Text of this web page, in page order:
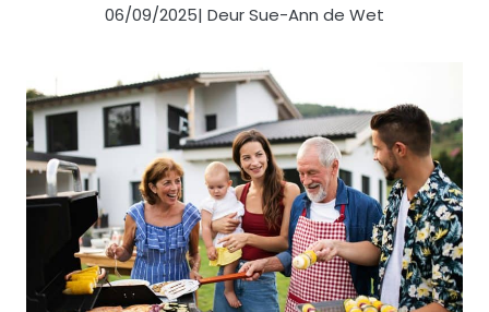
06/09/2025| Deur Sue-Ann de Wet